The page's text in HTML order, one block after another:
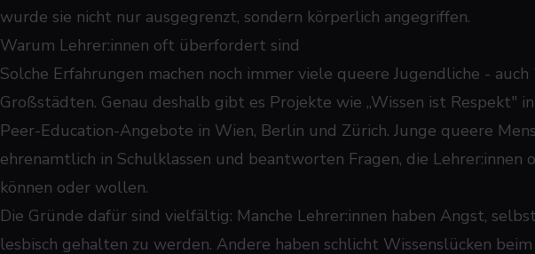
wurde sie nicht nur ausgegrenzt, sondern körperlich angegriffen.
Warum Lehrer:innen oft überfordert sind
Solche Erfahrungen machen noch immer viele queere Jugendliche - auch
Großstädten. Genau deshalb gibt es Projekte wie „Wissen ist Respekt"
Peer-Education-Angebote in Wien, Berlin und Zürich. Junge queere
ehrenamtlich in Schulklassen und beantworten Fragen, die Lehrer:innen
können oder wollen.
Die Gründe dafür sind vielfältig: Manche Lehrer:innen haben Angst,
lesbisch gehalten zu werden. Andere haben schlicht Wissenslücken